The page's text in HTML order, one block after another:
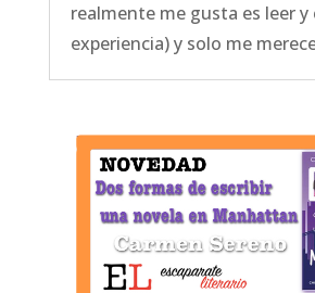
realmente me gusta es leer
experiencia) y solo me